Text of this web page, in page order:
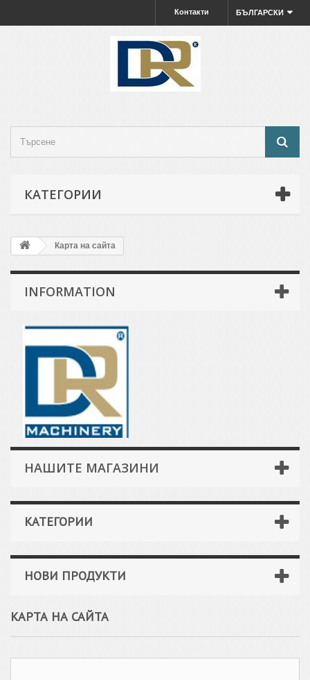
БЪЛГАРСКИ
Контакти
КАТЕГОРИИ
Карта на сайта
INFORMATION
НАШИТЕ МАГАЗИНИ
КАТЕГОРИИ
НОВИ ПРОДУКТИ
КАРТА НА САЙТА